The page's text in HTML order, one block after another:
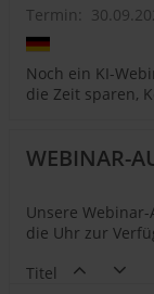
Termin:
Noch ein KI-
die Zeit sparen,
WEBINAR-
Unsere
die Uhr zur
Titel